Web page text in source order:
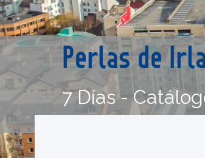
Perlas de
7 Días -